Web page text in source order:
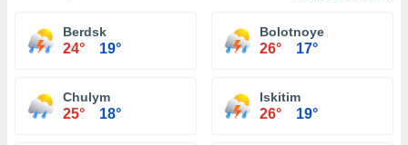
Berdsk
24° 19°
Bolotnoye
26° 17°
Chulym
25° 18°
Iskitim
26° 19°